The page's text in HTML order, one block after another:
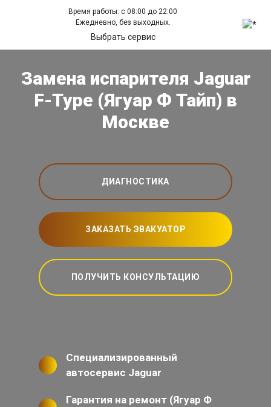
Время работы: с 08:00 до 22:00
Ежедневно, без выходных.
Выбрать сервис
Замена испарителя Jaguar
F-Type (Ягуар Ф Тайп) в
Москве
ДИАГНОСТИКА
ЗАКАЗАТЬ ЭВАКУАТОР
ПОЛУЧИТЬ КОНСУЛЬТАЦИЮ
Специализированный
автосервис Jaguar
Гарантия на ремонт (Ягуар Ф